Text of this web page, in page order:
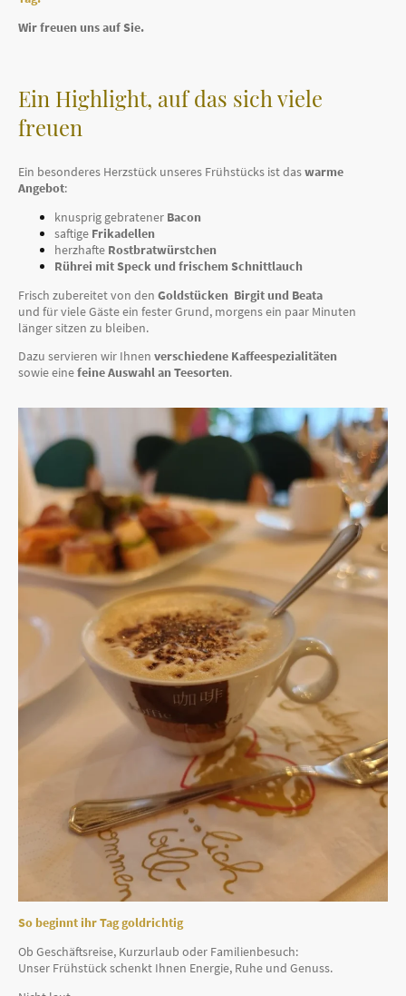
Wir freuen uns auf Sie.
Ein Highlight, auf das sich viele
freuen
Ein besonderes Herzstück unseres Frühstücks ist daswarme
Angebot:
knusprig gebratener Bacon
saftige Frikadellen
herzhafte Rostbratwürstchen
Rührei mit Speck und frischem Schnittlauch
Frisch zubereitet von den Goldstücken Birgit und Beata
und für viele Gäste ein fester Grund, morgens ein paar Minuten
länger sitzen zu bleiben.
Dazu servieren wir Ihnen verschiedene Kaffeespezialitäten
sowie einefeine Auswahl an Teesorten.
So beginnt ihr Tag goldrichtig
Ob Geschäftsreise, Kurzurlaub oder Familienbesuch:
Unser Frühstück schenkt Ihnen Energie, Ruhe und Genuss.